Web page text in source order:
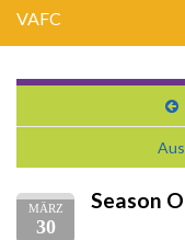
VAFC
MÄRZ
30
Season